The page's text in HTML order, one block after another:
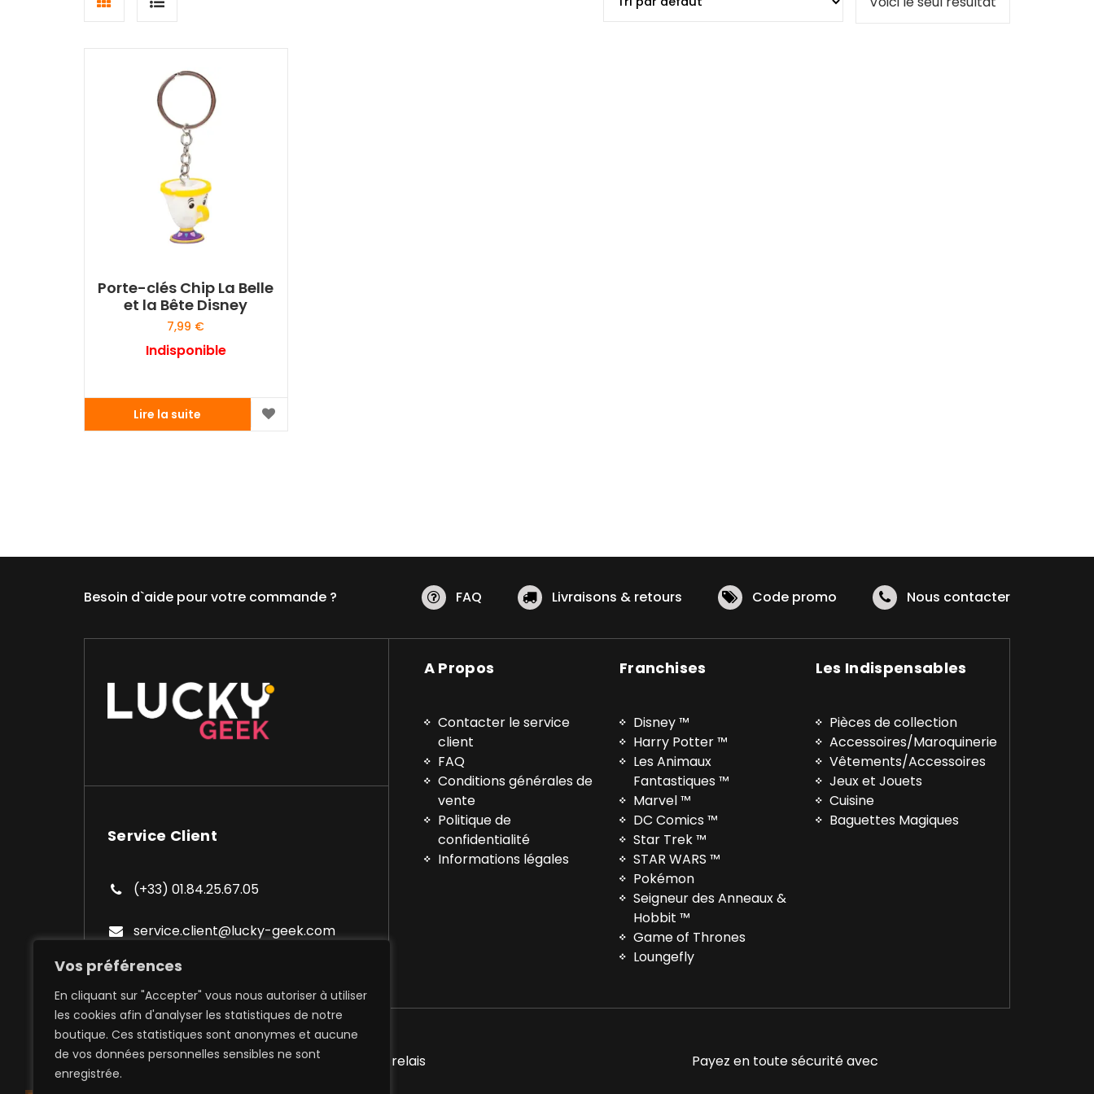
Vos préférences
En cliquant sur "Accepter" vous nous autoriser à utiliser
les cookies afin d'analyser les statistiques de notre
boutique. Ces statistiques sont anonymes et aucune
de vos données personnelles sensibles ne sont
enregistrée.
Porte-clés Chip La Belle
et la Bête Disney
7,99 €
Indisponible
Lire la suite
Besoin d`aide pour votre commande ? FAQ Livraisons & retours Code promo Nous contacter
Service Client
(+33) 01.84.25.67.05
service.client@lucky-geek.com
A Propos
Contacter le service
client
FAQ
Conditions générales de
vente
Politique de
confidentialité
Informations légales
Franchises
Disney ™
Harry Potter ™
Les Animaux
Fantastiques ™
Marvel ™
DC Comics ™
Star Trek ™
STAR WARS ™
Pokémon
Seigneur des Anneaux &
Hobbit ™
Game of Thrones
Loungefly
Les Indispensables
Pièces de collection
Accessoires/Maroquinerie
Vêtements/Accessoires
Jeux et Jouets
Cuisine
Baguettes Magiques
Expédition à domicile et points relais Payez en toute sécurité avec